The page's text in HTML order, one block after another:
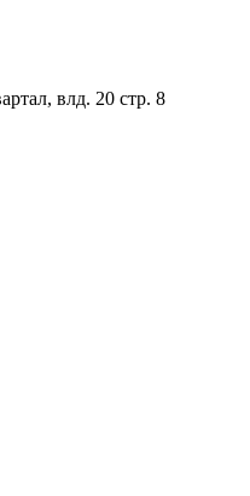
влд. 20 стр. 8